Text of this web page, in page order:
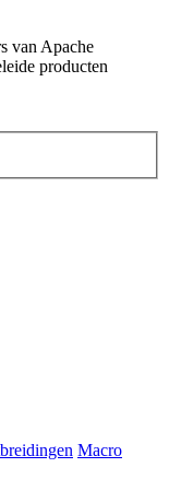
van Apache
producten
Macro